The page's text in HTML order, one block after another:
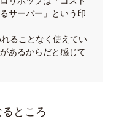
サーバー」という印
ることなく使えてい
あるからだと感じて
ところ